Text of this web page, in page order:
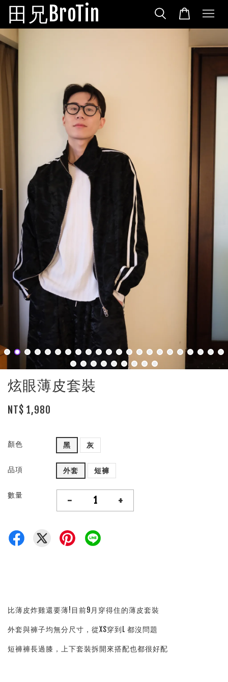
田兄BroTin
炫眼薄皮套裝
NT$ 1,980
顏色 黑 灰
品項 外套 短褲
數量 - +
比薄皮炸雞還要薄!目前9月穿得住的薄皮套裝
外套與褲子均無分尺寸，從XS穿到L 都沒問題
短褲褲長過膝，上下套裝拆開來搭配也都很好配